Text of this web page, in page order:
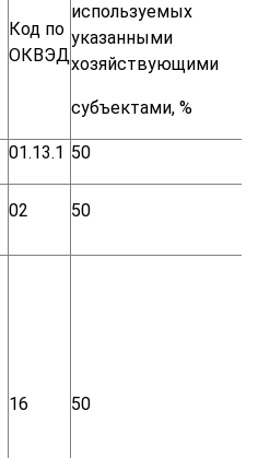
Код по
ОКВЭД
используемых
указанными
хозяйствующими
субъектами, %
01.13.1 50
02 50
16 50